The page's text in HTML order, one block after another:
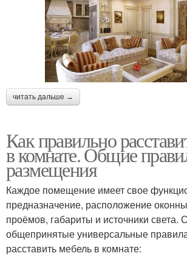
читать дальше →
Как правильно
в комнате. Общие
размещения
Каждое помещение имеет свое
предназначение, расположение
проёмов, габариты и источники света.
общепринятые универсальные
расставить мебель в комнате: